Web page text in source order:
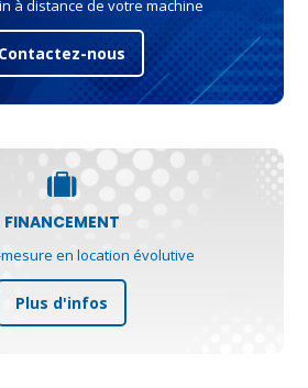
à distance de votre machine
Contactez-nous
FINANCEMENT
en location évolutive
Plus d'infos